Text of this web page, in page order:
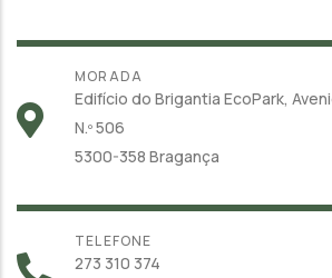
MORADA
Edifício do Brigantia EcoPark,
N.º 506
5300-358 Bragança
TELEFONE
273 310 374